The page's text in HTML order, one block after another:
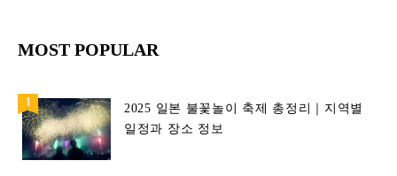
MOST POPULAR
2025 일본 불꽃놀이 축제 총정리｜지역별
일정과 장소 정보